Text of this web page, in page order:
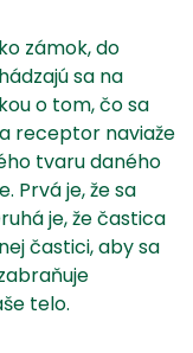
zámok, do
sa na
o tom, čo sa
receptor naviaže
tvaru daného
Prvá je, že sa
je, že častica
častici, aby sa
telo.